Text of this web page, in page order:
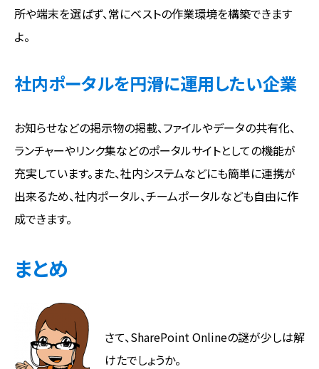
所や端末を選ばず、常にベストの作業環境を構築できます
よ。
社内ポータルを円滑に運用したい企業
お知らせなどの掲示物の掲載、ファイルやデータの共有化、
ランチャーやリンク集などのポータルサイトとしての機能が
充実しています。また、社内システムなどにも簡単に連携が
出来るため、社内ポータル、チームポータルなども自由に作
成できます。
まとめ
さて、SharePoint Onlineの謎が少しは解
けたでしょうか。